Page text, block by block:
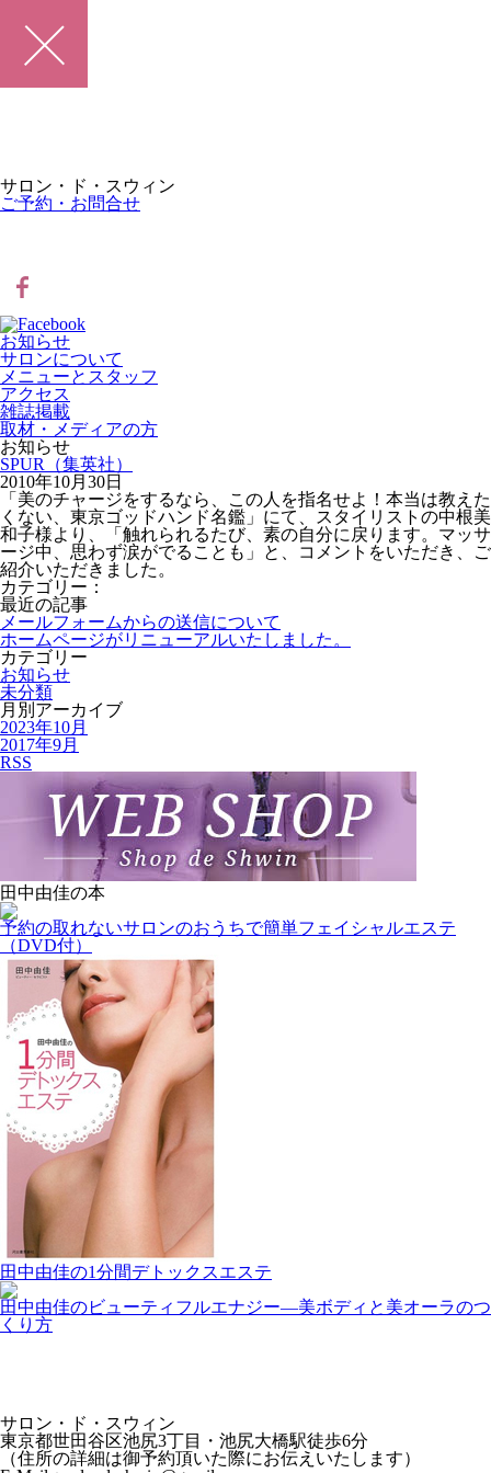
サロン・ド・スウィン
ご予約・お問合せ
お知らせ
サロンについて
メニューとスタッフ
アクセス
雑誌掲載
取材・メディアの方
お知らせ
SPUR（集英社）
2010年10月30日
「美のチャージをするなら、この人を指名せよ！本当は教えた
くない、東京ゴッドハンド名鑑」にて、スタイリストの中根美
和子様より、「触れられるたび、素の自分に戻ります。マッサ
ージ中、思わず涙がでることも」と、コメントをいただき、ご
紹介いただきました。
カテゴリー：
最近の記事
メールフォームからの送信について
ホームページがリニューアルいたしました。
カテゴリー
お知らせ
未分類
月別アーカイブ
2023年10月
2017年9月
RSS
田中由佳の本
予約の取れないサロンのおうちで簡単フェイシャルエステ
（DVD付）
田中由佳の1分間デトックスエステ
田中由佳のビューティフルエナジー―美ボディと美オーラのつ
くり方
サロン・ド・スウィン
東京都世田谷区池尻3丁目・池尻大橋駅徒歩6分
（住所の詳細は御予約頂いた際にお伝えいたします）